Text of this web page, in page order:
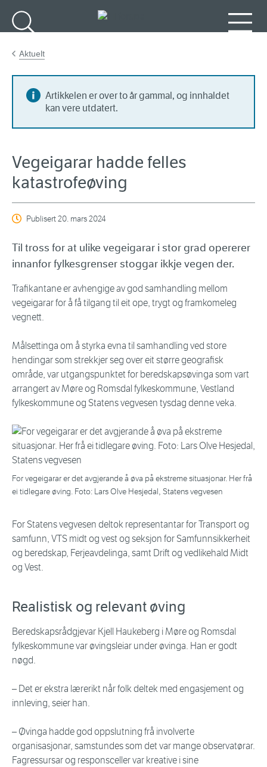
Aktuelt
Artikkelen er over to år gammal, og innhaldet
kan vere utdatert.
Vegeigarar hadde felles
katastrofeøving
Publisert20. mars 2024
Til tross for at ulike vegeigarar i stor grad opererer
innanfor fylkesgrenser stoggar ikkje vegen der.
Trafikantane er avhengige av god samhandling mellom
vegeigarar for å få tilgang til eit ope, trygt og framkomeleg
vegnett.
Målsettinga om å styrka evna til samhandling ved store
hendingar som strekkjer seg over eit større geografisk
område, var utgangspunktet for beredskapsøvinga som vart
arrangert av Møre og Romsdal fylkeskommune, Vestland
fylkeskommune og Statens vegvesen tysdag denne veka.
For vegeigarar er det avgjerande å øva på ekstreme situasjonar. Her frå
ei tidlegare øving. Foto: Lars Olve Hesjedal, Statens vegvesen
For Statens vegvesen deltok representantar for Transport og
samfunn, VTS midt og vest og seksjon for Samfunnsikkerheit
og beredskap, Ferjeavdelinga, samt Drift og vedlikehald Midt
og Vest.
Realistisk og relevant øving
Beredskapsrådgjevar Kjell Haukeberg i Møre og Romsdal
fylkeskommune var øvingsleiar under øvinga. Han er godt
nøgd.
– Det er ekstra lærerikt når folk deltek med engasjement og
innleving, seier han.
– Øvinga hadde god oppslutning frå involverte
organisasjonar, samstundes som det var mange observatørar.
Fagressursar og responsceller var kreative i sine